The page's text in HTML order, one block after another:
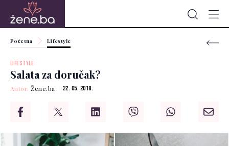
Početna Lifestyle
LIFESTYLE
Salata za doručak?
Autor:Žene.ba 22. 05. 2018.